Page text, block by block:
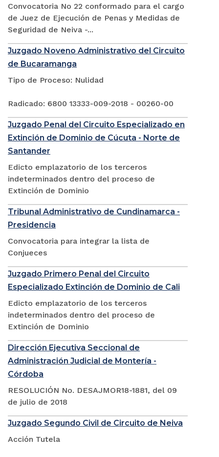
Convocatoria No 22 conformado para el cargo
de Juez de Ejecución de Penas y Medidas de
Seguridad de Neiva -...
Juzgado Noveno Administrativo del Circuito
de Bucaramanga
Tipo de Proceso: Nulidad
Radicado: 6800 13333-009-2018 - 00260-00
Juzgado Penal del Circuito Especializado en
Extinción de Dominio de Cúcuta - Norte de
Santander
Edicto emplazatorio de los terceros
indeterminados dentro del proceso de
Extinción de Dominio
Tribunal Administrativo de Cundinamarca -
Presidencia
Convocatoria para integrar la lista de
Conjueces
Juzgado Primero Penal del Circuito
Especializado Extinción de Dominio de Cali
Edicto emplazatorio de los terceros
indeterminados dentro del proceso de
Extinción de Dominio
Dirección Ejecutiva Seccional de
Administración Judicial de Montería -
Córdoba
RESOLUCIÓN No. DESAJMOR18-1881, del 09
de julio de 2018
Juzgado Segundo Civil de Circuito de Neiva
Acción Tutela